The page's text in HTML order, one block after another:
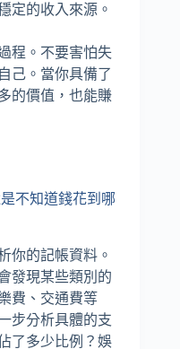
定的收入來源。
程。不要害怕失
己。當你具備了
的價值，也能賺
不知道錢花到哪
你的記帳資料。
發現某些類別的
費、交通費等
步分析具體的支
了多少比例？娛